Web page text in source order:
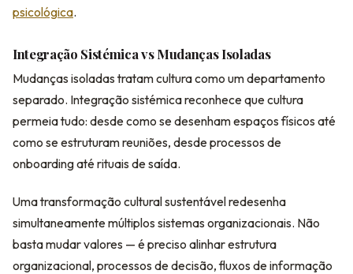
psicológica.
Integração Sistémica vs Mudanças Isoladas
Mudanças isoladas tratam cultura como um departamento
separado. Integração sistémica reconhece que cultura
permeia tudo: desde como se desenham espaços físicos até
como se estruturam reuniões, desde processos de
onboarding até rituais de saída.
Uma transformação cultural sustentável redesenha
simultaneamente múltiplos sistemas organizacionais. Não
basta mudar valores — é preciso alinhar estrutura
organizacional, processos de decisão, fluxos de informação